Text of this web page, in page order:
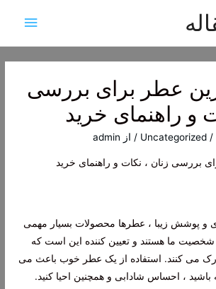
اصلی
عطر برای بررسی
و راهنمای خرید
/
Uncategorized / از admin
و پوشش زیبا ، عطرها محصولات بسیار مهمی
شخصیت ما هستند و تعیین کننده این است که
می کنند. استفاده از یک عطر خوب باعث می
، احساس شادابی و همچنین احیا کنید.